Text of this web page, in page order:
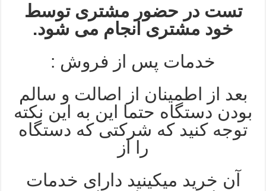
تست در حضور مشتری توسط
خود مشتری انجام می شود.
خدمات پس از فروش :
بعد از اطمینان از اصالت و سالم
بودن دستگاه حتما این به این نکته
توجه کنید که شرکتی که دستگاه
را از
آن خرید میکینید دارای خدمات